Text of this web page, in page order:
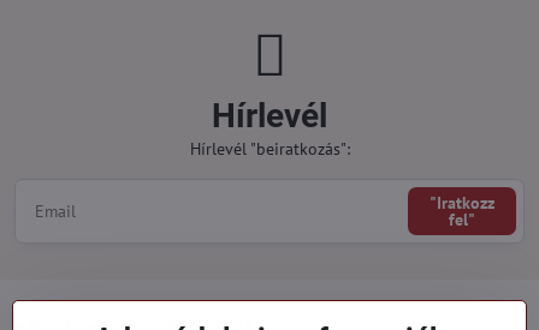
Hírlevél
Hírlevél "beiratkozás":
"Iratkozz
fel"